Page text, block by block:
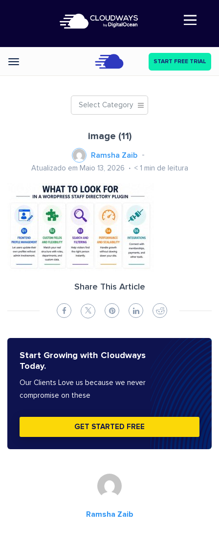
Abre a navegação
Categories START FREE TRIAL
Select Category
image (11)
Ramsha Zaib
Atualizado em Maio 13, 2026 < 1 min de leitura
Share This Article
Start Growing with Cloudways
Today.
Our Clients Love us because we never
compromise on these
GET STARTED FREE
Ramsha Zaib